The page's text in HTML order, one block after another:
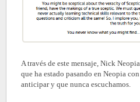
A través de este mensaje, Nick
que ha estado pasando en Neopia
anticipar y que nunca escuchamos.